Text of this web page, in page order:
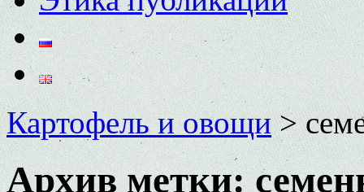
Картофель и овощи>
Архив метки: